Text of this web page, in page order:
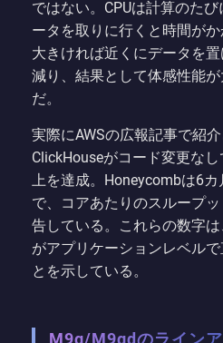
ではない。CPUは計算のた
ータを取りに行くと時間が
大きければ近くにデータを
減り、結果として体感性能
だ。
実際にAWSの広報記事で紹
ClickHouseがコード変更な
上を達成。Honeycombは6
で、コアあたりのスループ
告している。これらの数字は
がアプリケーションレベル
とを示している。
M9g/M9gdのライン